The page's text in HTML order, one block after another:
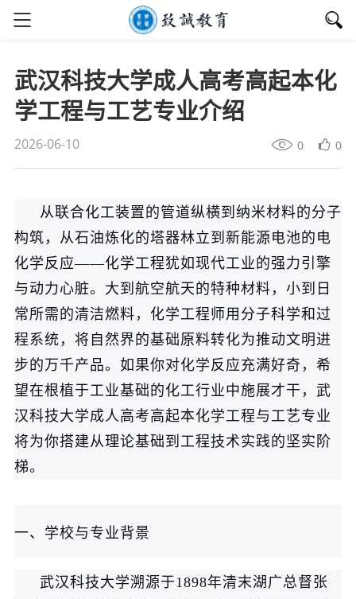
武汉科技大学成人高考高起本化
学工程与工艺专业介绍
2026-06-10 0 0
从联合化工装置的管道纵横到纳米材料的分子
构筑，从石油炼化的塔器林立到新能源电池的电
化学反应——化学工程犹如现代工业的强力引擎
与动力心脏。大到航空航天的特种材料，小到日
常所需的清洁燃料，化学工程师用分子科学和过
程系统，将自然界的基础原料转化为推动文明进
步的万千产品。如果你对化学反应充满好奇，希
望在根植于工业基础的化工行业中施展才干，武
汉科技大学成人高考高起本化学工程与工艺专业
将为你搭建从理论基础到工程技术实践的坚实阶
梯。
一、学校与专业背景
武汉科技大学溯源于1898年清末湖广总督张